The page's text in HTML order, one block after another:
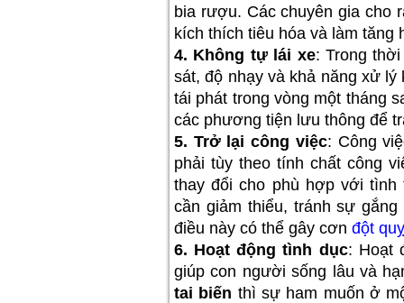
bia rượu. Các chuyên gia cho
kích thích tiêu hóa và làm tăng
4. Không tự lái xe: Trong
sát, độ nhạy và khả năng xử
tái phát trong vòng một tháng
các phương tiện lưu thông để
5. Trở lại công việc: Công
phải tùy theo tính chất công
thay đổi cho phù hợp với
cần giảm thiểu, tránh sự
điều này có thể gây cơn đột
6. Hoạt động tình dục: Hoạt
giúp con người sống lâu và
tai biến thì sự ham muốn ở